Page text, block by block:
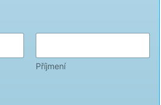
Příjmení